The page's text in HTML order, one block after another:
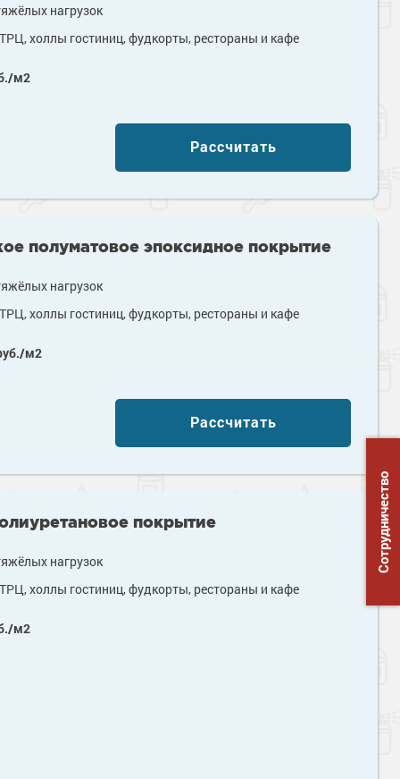
нагрузок
холлы гостиниц, фудкорты, рестораны и кафе
м2
Рассчитать
полуматовое эпоксидное покрытие
нагрузок
холлы гостиниц, фудкорты, рестораны и кафе
м2
Рассчитать
покрытие
нагрузок
холлы гостиниц, фудкорты, рестораны и кафе
м2
Сотрудничество